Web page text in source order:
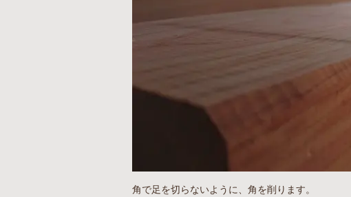
角で足を切らないように、角を削ります。